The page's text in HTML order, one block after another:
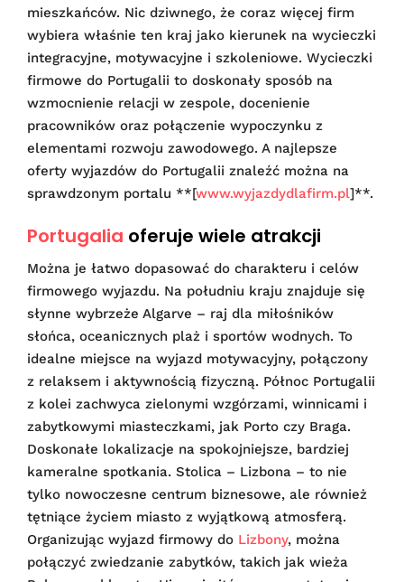
mieszkańców. Nic dziwnego, że coraz więcej firm
wybiera właśnie ten kraj jako kierunek na wycieczki
integracyjne, motywacyjne i szkoleniowe. Wycieczki
firmowe do Portugalii to doskonały sposób na
wzmocnienie relacji w zespole, docenienie
pracowników oraz połączenie wypoczynku z
elementami rozwoju zawodowego. A najlepsze
oferty wyjazdów do Portugalii znaleźć można na
sprawdzonym portalu **[www.wyjazdydlafirm.pl]**.
Portugalia oferuje wiele atrakcji
Można je łatwo dopasować do charakteru i celów
firmowego wyjazdu. Na południu kraju znajduje się
słynne wybrzeże Algarve – raj dla miłośników
słońca, oceanicznych plaż i sportów wodnych. To
idealne miejsce na wyjazd motywacyjny, połączony
z relaksem i aktywnością fizyczną. Północ Portugalii
z kolei zachwyca zielonymi wzgórzami, winnicami i
zabytkowymi miasteczkami, jak Porto czy Braga.
Doskonałe lokalizacje na spokojniejsze, bardziej
kameralne spotkania. Stolica – Lizbona – to nie
tylko nowoczesne centrum biznesowe, ale również
tętniące życiem miasto z wyjątkową atmosferą.
Organizując wyjazd firmowy do Lizbony, można
połączyć zwiedzanie zabytków, takich jak wieża